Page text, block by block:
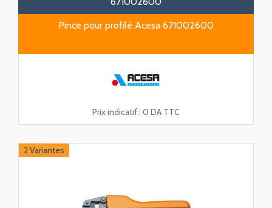
Pince pour profilé Acesa 671002600
Prix indicatif : 0 DA TTC
2 Variantes